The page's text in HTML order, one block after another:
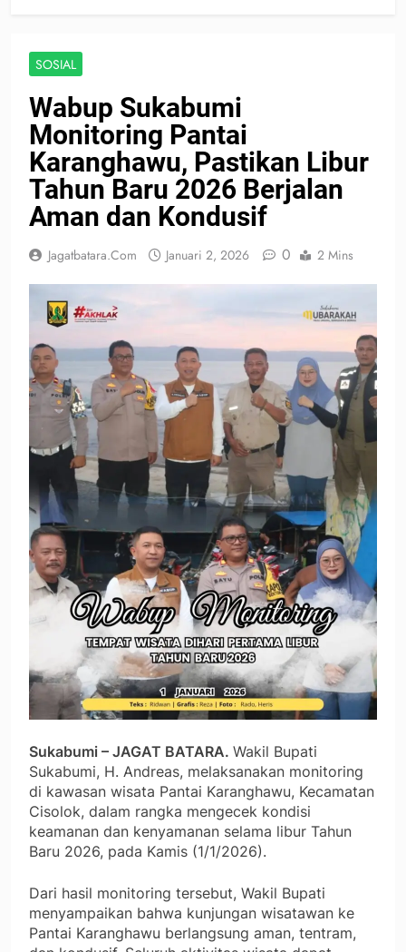
SOSIAL
Wabup Sukabumi
Monitoring Pantai
Karanghawu, Pastikan Libur
Tahun Baru 2026 Berjalan
Aman dan Kondusif
Jagatbatara.com Januari 2, 2026 0 2 Mins
Sukabumi – JAGAT BATARA. Wakil Bupati
Sukabumi, H. Andreas, melaksanakan monitoring
di kawasan wisata Pantai Karanghawu, Kecamatan
Cisolok, dalam rangka mengecek kondisi
keamanan dan kenyamanan selama libur Tahun
Baru 2026, pada Kamis (1/1/2026).
Dari hasil monitoring tersebut, Wakil Bupati
menyampaikan bahwa kunjungan wisatawan ke
Pantai Karanghawu berlangsung aman, tentram,